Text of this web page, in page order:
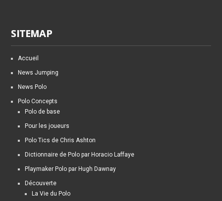
SITEMAP
Accueil
News Jumping
News Polo
Polo Concepts
Polo de base
Pour les joueurs
Polo Tics de Chris Ashton
Dictionnaire de Polo par Horacio Laffaye
Playmaker Polo par Hugh Dawnay
Découverte
La Vie du Polo